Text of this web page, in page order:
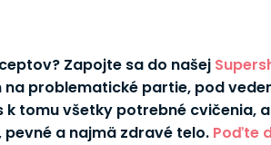
Zapojte sa do našej
problematické partie, pod
k tomu všetky potrebné cvičenia,
a najmä zdravé telo. Poďte